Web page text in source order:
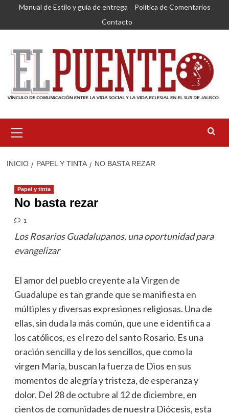
Saltar
contenido
Manual de Estilo y guía de entrega
Política de Comentarios
Contacto
primario
INICIO PAPEL Y TINTA NO BASTA REZAR
Papel y tinta
No basta rezar
1
Los Rosarios Guadalupanos, una oportunidad para
evangelizar
El amor del pueblo creyente a la Virgen de
Guadalupe es tan grande que se manifiesta en
múltiples y diversas expresiones religiosas. Una de
ellas, sin duda la más común, que une e identifica a
los católicos, es el rezo del santo Rosario. Es una
oración sencilla y de los sencillos, que como la
virgen María, buscan la fuerza de Dios en sus
momentos de alegría y tristeza, de esperanza y
dolor. Del 28 de octubre al 12 de diciembre, en
cientos de comunidades de nuestra Diócesis, esta